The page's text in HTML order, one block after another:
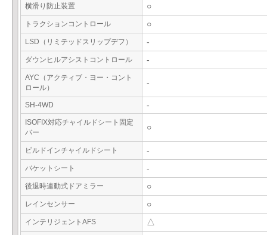
横滑り防止装置 ○
トラクションコントロール ○
LSD（リミテッドスリップデフ） -
ダウンヒルアシストコントロール -
AYC（アクティブ・ヨー・コント
ロール）
-
SH-4WD -
ISOFIX対応チャイルドシート固定
バー
○
ビルドインチャイルドシート -
バケットシート -
後退時連動式ドアミラー ○
レインセンサー ○
インテリジェントAFS △